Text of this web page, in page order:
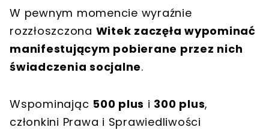
W pewnym momencie wyraźnie
rozzłoszczona Witek zaczęła wypominać
manifestującym pobierane przez nich
świadczenia socjalne.
Wspominając 500 plus i 300 plus,
członkini Prawa i Sprawiedliwości